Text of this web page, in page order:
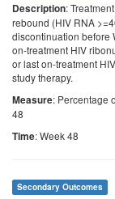
Description:
rebound (HIV RNA
discontinuation before
on-treatment HIV
or last on-treatment
study therapy.
Measure: Percentage
48
Time: Week 48
Secondary Outcomes